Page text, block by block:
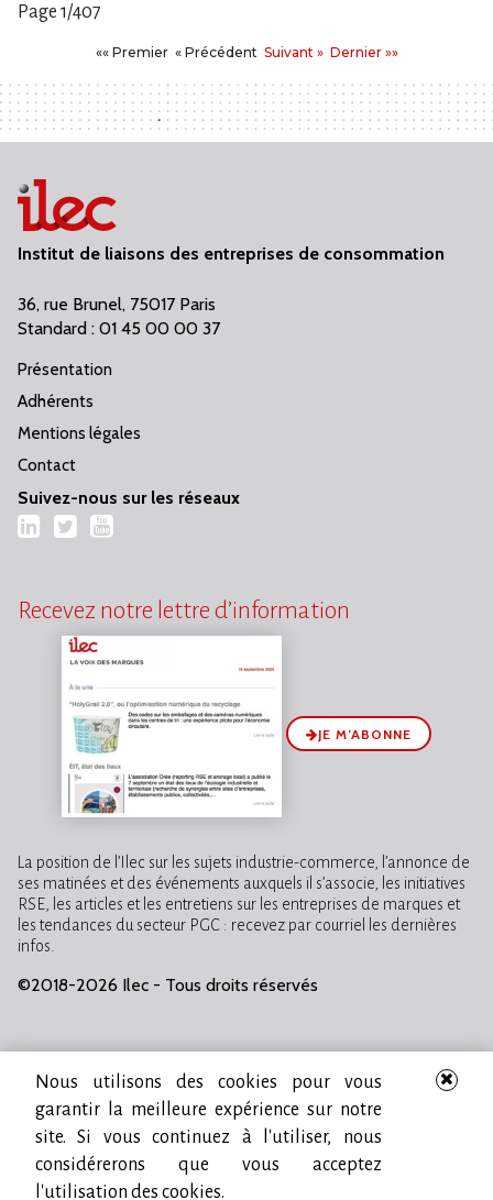
Page 1/407
«« PremierPremier
« PrécédentPrécédent
Suivant
Suivant » Dernier
Dernier »»
Institut de liaisons des entreprises de consommation
36, rue Brunel, 75017 Paris
Standard : 01 45 00 00 37
Présentation
Adhérents
Mentions légales
Contact
Suivez-nous sur les réseaux
LinkedIn
TwitterYouTube
Recevez notre lettre d’information
JE M’ABONNE
La position de l’Ilec sur les sujets industrie-commerce, l’annonce de
ses matinées et des événements auxquels il s’associe, les initiatives
RSE, les articles et les entretiens sur les entreprises de marques et
les tendances du secteur PGC : recevez par courriel les dernières
infos.
©2018-2026 Ilec - Tous droits réservés
Nous utilisons des cookies pour vous
garantir la meilleure expérience sur notre
site. Si vous continuez à l'utiliser, nous
considérerons que vous acceptez
l'utilisation des cookies.